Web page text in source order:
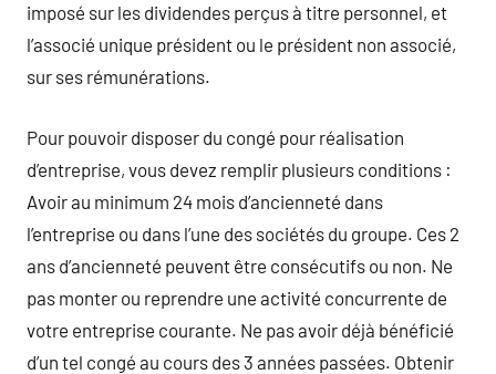
imposé sur les dividendes perçus à titre personnel, et
l’associé unique président ou le président non associé,
sur ses rémunérations.
Pour pouvoir disposer du congé pour réalisation
d’entreprise, vous devez remplir plusieurs conditions :
Avoir au minimum 24 mois d’ancienneté dans
l’entreprise ou dans l’une des sociétés du groupe. Ces 2
ans d’ancienneté peuvent être consécutifs ou non. Ne
pas monter ou reprendre une activité concurrente de
votre entreprise courante. Ne pas avoir déjà bénéficié
d’un tel congé au cours des 3 années passées. Obtenir